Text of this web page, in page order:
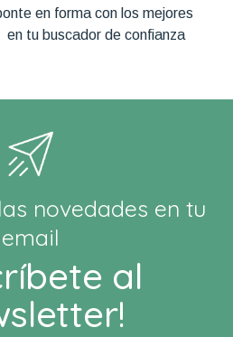
en forma con los mejores
tu buscador de confianza
novedades en tu
email
al